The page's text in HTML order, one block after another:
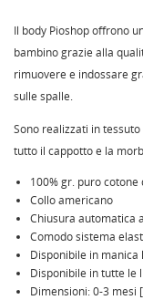
Il body Pioshop offrono
bambino grazie alla
rimuovere e indossare
sulle spalle.
Sono realizzati in
tutto il cappotto e la
100% gr. puro
Collo americano
Chiusura automatica
Comodo sistema
Disponibile in
Disponibile in tutte le
Dimensioni: 0-3 mesi